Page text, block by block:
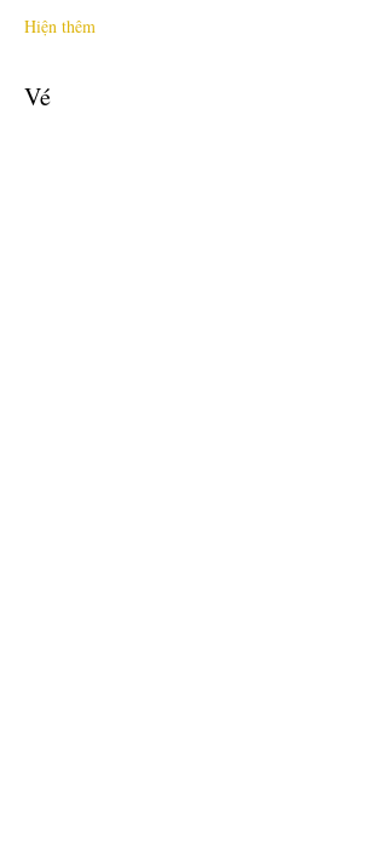
Hiện thêm
Vé